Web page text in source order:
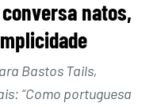
natos,
Bastos Tails,
“Como portuguesa